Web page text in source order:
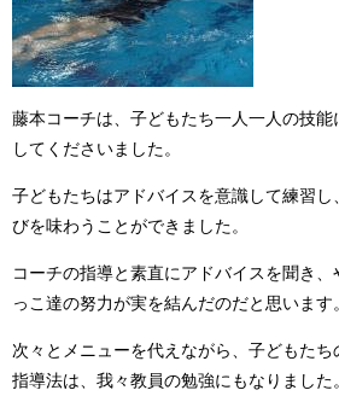
藤本コーチは、子どもたち一人一人の技
してくださいました。
子どもたちはアドバイスを意識して練習
びを味わうことができました。
コーチの指導と素直にアドバイスを聞き
っこ達の努力が実を結んだのだと思います。
次々とメニューを代えながら、子どもた
指導法は、我々教員の勉強にもなりまし